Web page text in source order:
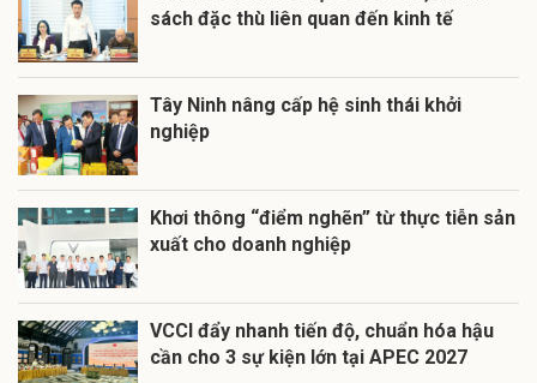
sách đặc thù liên quan đến kinh tế
Tây Ninh nâng cấp hệ sinh thái khởi
nghiệp
Khơi thông “điểm nghẽn” từ thực tiễn sản
xuất cho doanh nghiệp
VCCI đẩy nhanh tiến độ, chuẩn hóa hậu
cần cho 3 sự kiện lớn tại APEC 2027